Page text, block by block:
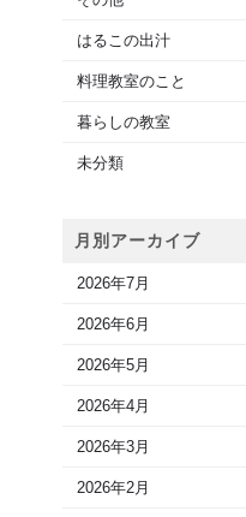
はるこの出汁
料理教室のこと
暮らしの教室
未分類
月別アーカイブ
2026年7月
2026年6月
2026年5月
2026年4月
2026年3月
2026年2月